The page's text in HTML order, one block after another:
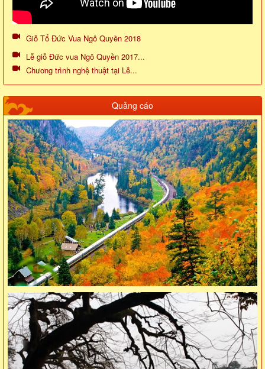
Giỗ Tổ Đức Vua Ngô Quyền 2018
Lễ giỗ Đức vua Ngô Quyền 2017...
Chương trình nghệ thuật tại Lễ...
Quảng cáo